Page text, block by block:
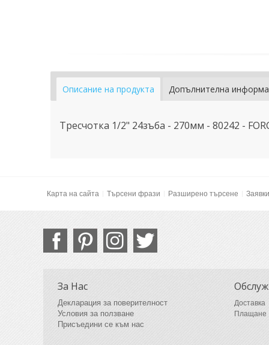
Описание на продукта Допълнителна
Тресчотка 1/2" 24зъба - 270мм - 80242 -
Карта на сайта Търсени фрази Разширено търсене
За Нас
Декларация за поверителност
Условия за ползване
Присъедини се към нас
Доставка
Плащане